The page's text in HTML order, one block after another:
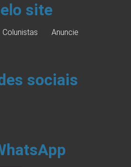
site
Colunistas
Anuncie
sociais